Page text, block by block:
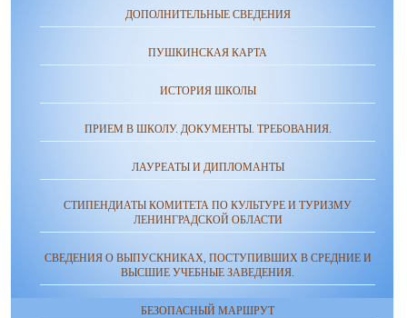
ДОПОЛНИТЕЛЬНЫЕ СВЕДЕНИЯ
ПУШКИНСКАЯ КАРТА
ИСТОРИЯ ШКОЛЫ
ПРИЕМ В ШКОЛУ. ДОКУМЕНТЫ. ТРЕБОВАНИЯ.
ЛАУРЕАТЫ И ДИПЛОМАНТЫ
СТИПЕНДИАТЫ КОМИТЕТА ПО КУЛЬТУРЕ И ТУРИЗМУ
ЛЕНИНГРАДСКОЙ ОБЛАСТИ
СВЕДЕНИЯ О ВЫПУСКНИКАХ, ПОСТУПИВШИХ В СРЕДНИЕ И
ВЫСШИЕ УЧЕБНЫЕ ЗАВЕДЕНИЯ.
БЕЗОПАСНЫЙ МАРШРУТ